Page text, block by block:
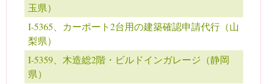
玉県）
I-5365、カーポート2台用の建築確認申請代行（山
梨県）
I-5359、木造総2階・ビルドインガレージ（静岡
県）